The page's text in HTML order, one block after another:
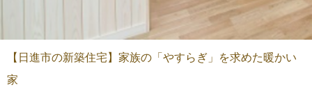
【日進市の新築住宅】家族の「やすらぎ」を求めた暖かい
家